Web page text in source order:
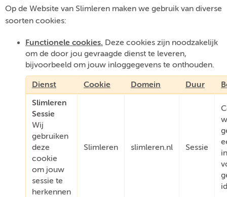
Op de Website van Slimleren maken we gebruik van diverse
soorten cookies:
Functionele cookies. Deze cookies zijn noodzakelijk
om de door jou gevraagde dienst te leveren,
bijvoorbeeld om jouw inloggegevens te onthouden.
Dienst Cookie Domein Duur
Slimleren
Sessie
Wij
gebruiken
deze
cookie
om jouw
sessie te
herkennen
Slimleren slimleren.nl Sessie